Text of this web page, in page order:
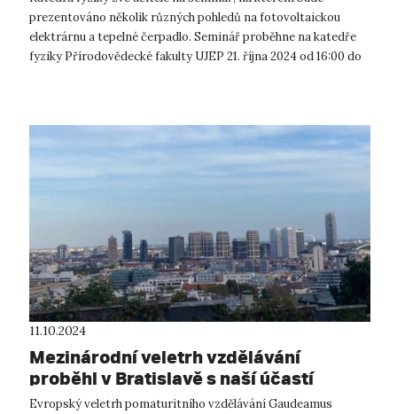
prezentováno několik různých pohledů na fotovoltaickou
elektrárnu a tepelné čerpadlo. Seminář proběhne na katedře
fyziky Přírodovědecké fakulty UJEP 21. října 2024 od 16:00 do
11.10.2024
Mezinárodní veletrh vzdělávání
proběhl v Bratislavě s naší účastí
Evropský veletrh pomaturitního vzdělávání Gaudeamus